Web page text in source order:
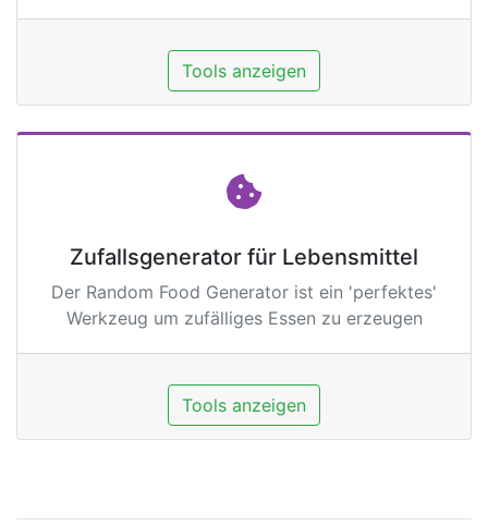
Tools anzeigen
Zufallsgenerator für Lebensmittel
Der Random Food Generator ist ein 'perfektes'
Werkzeug um zufälliges Essen zu erzeugen
Tools anzeigen